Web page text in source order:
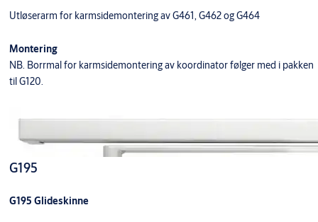
Utløserarm for karmsidemontering av G461, G462 og G464
Montering
NB. Borrmal for karmsidemontering av koordinator følger med i pakken
til G120.
G195
G195 Glideskinne